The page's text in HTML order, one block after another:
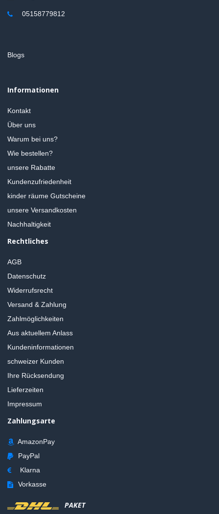
05158779812
Blogs
Informationen
Kontakt
Über uns
Warum bei uns?
Wie bestellen?
unsere Rabatte
Kundenzufriedenheit
kinder räume Gutscheine
unsere Versandkosten
Nachhaltigkeit
Rechtliches
AGB
Datenschutz
Widerrufsrecht
Versand & Zahlung
Zahlmöglichkeiten
Aus aktuellem Anlass
Kundeninformationen
schweizer Kunden
Ihre Rücksendung
Lieferzeiten
Impressum
Zahlungsarte
AmazonPay
PayPal
Klarna
Vorkasse
PAKET